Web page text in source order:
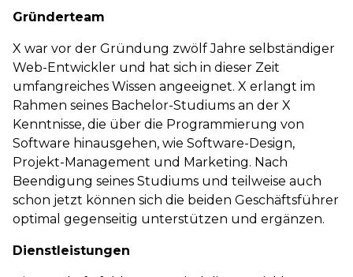
Gründerteam
X war vor der Gründung zwölf Jahre selbständiger
Web-Entwickler und hat sich in dieser Zeit
umfangreiches Wissen angeeignet. X erlangt im
Rahmen seines Bachelor-Studiums an der X
Kenntnisse, die über die Programmierung von
Software hinausgehen, wie Software-Design,
Projekt-Management und Marketing. Nach
Beendigung seines Studiums und teilweise auch
schon jetzt können sich die beiden Geschäftsführer
optimal gegenseitig unterstützen und ergänzen.
Dienstleistungen